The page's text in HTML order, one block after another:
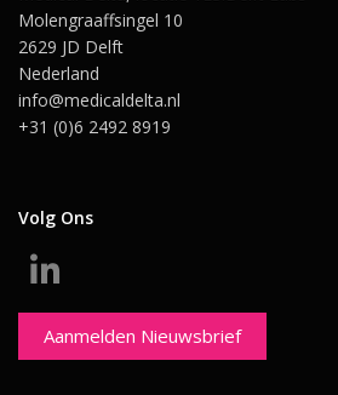
Molengraaffsingel 10
2629 JD Delft
Nederland
info@medicaldelta.nl
+31 (0)6 2492 8919
Volg Ons
Aanmelden Nieuwsbrief